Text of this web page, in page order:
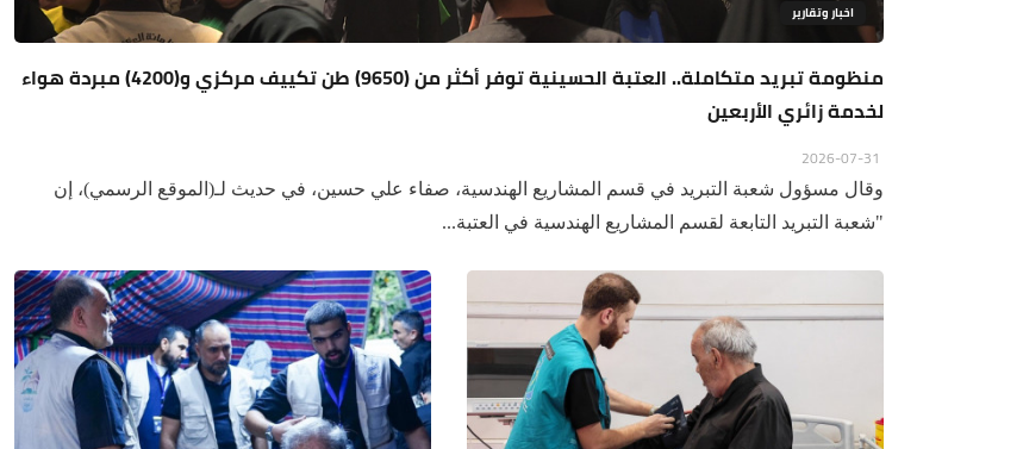
اخبار وتقارير
منظومة تبريد متكاملة.. العتبة الحسينية توفر أكثر من (9650) طن تكييف مركزي و(4200) مبردة هواء
لخدمة زائري الأربعين
وقال مسؤول شعبة التبريد في قسم المشاريع الهندسية، صفاء علي حسين، في حديث لـ(الموقع الرسمي)، إن
"شعبة التبريد التابعة لقسم المشاريع الهندسية في العتبة...